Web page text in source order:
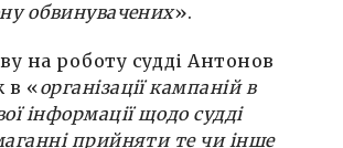
обвинувачених».
на роботу судді Антонов
в «організації кампаній в
інформації щодо судді
прийняти те чи інше